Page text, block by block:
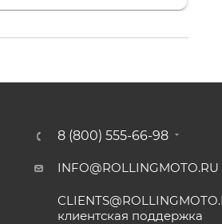
8 (800) 555-66-98
INFO@ROLLINGMOTO.RU
клиентская поддержка